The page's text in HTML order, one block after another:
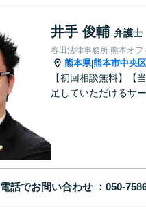
井手 俊輔 弁護士
春田法律事務所 熊本オフ
熊本県|熊本市中央区
【初回相談無料】【
足していただけるサ
電話でお問い合わせ